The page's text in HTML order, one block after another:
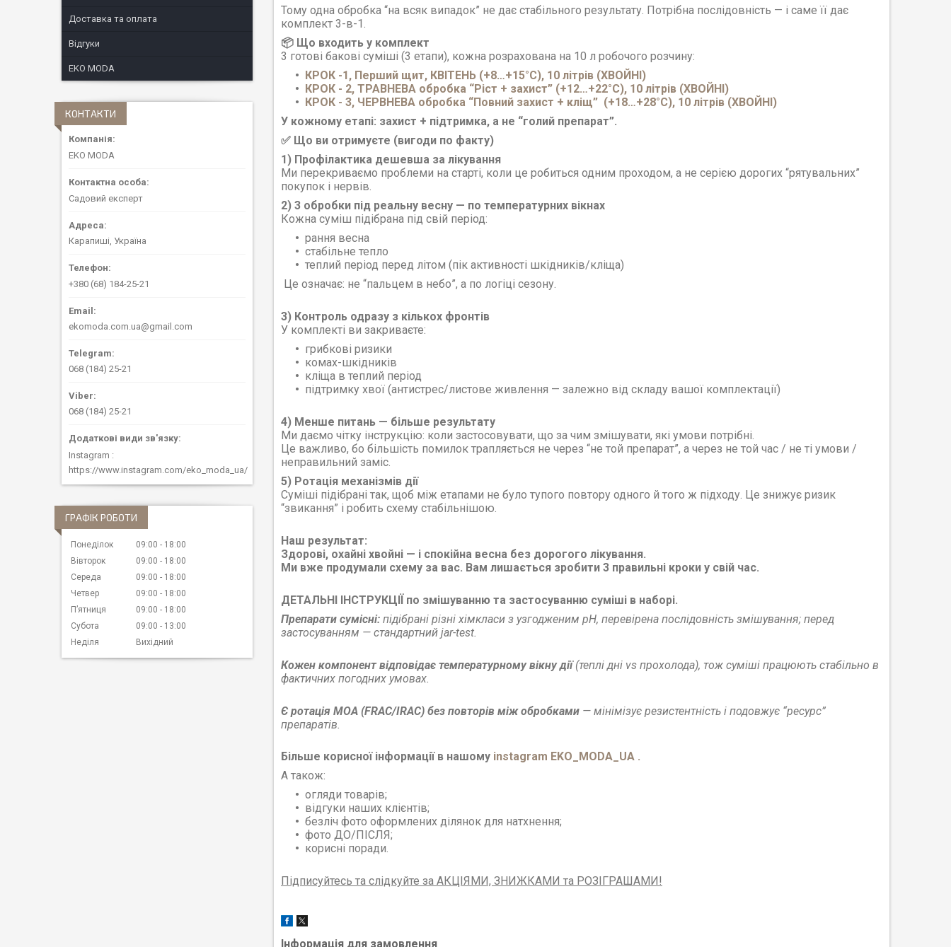
Тому одна обробка “на всяк випадок” не дає стабільного результату. Потрібна послідовність — і саме її дає
комплект 3-в-1.
📦 Що входить у комплект
3 готові бакові суміші (3 етапи), кожна розрахована на 10 л робочого розчину:
КРОК -1, Перший щит, КВІТЕНЬ (+8…+15°C), 10 літрів (ХВОЙНІ)
КРОК - 2, ТРАВНЕВА обробка “Ріст + захист” (+12…+22°C), 10 літрів (ХВОЙНІ)
КРОК - 3, ЧЕРВНЕВА обробка “Повний захист + кліщ” (+18…+28°C), 10 літрів (ХВОЙНІ)
У кожному етапі: захист + підтримка, а не “голий препарат”.
✅ Що ви отримуєте (вигоди по факту)
1) Профілактика дешевша за лікування
Ми перекриваємо проблеми на старті, коли це робиться одним проходом, а не серією дорогих “рятувальних”
покупок і нервів.
2) 3 обробки під реальну весну — по температурних вікнах
Кожна суміш підібрана під свій період:
рання весна
стабільне тепло
теплий період перед літом (пік активності шкідників/кліща)
Це означає: не “пальцем в небо”, а по логіці сезону.
3) Контроль одразу з кількох фронтів
У комплекті ви закриваєте:
грибкові ризики
комах-шкідників
кліща в теплий період
підтримку хвої (антистрес/листове живлення — залежно від складу вашої комплектації)
4) Менше питань — більше результату
Ми даємо чітку інструкцію: коли застосовувати, що за чим змішувати, які умови потрібні.
Це важливо, бо більшість помилок трапляється не через “не той препарат”, а через не той час / не ті умови /
неправильний заміс.
5) Ротація механізмів дії
Суміші підібрані так, щоб між етапами не було тупого повтору одного й того ж підходу. Це знижує ризик
“звикання” і робить схему стабільнішою.
Наш результат:
Здорові, охайні хвойні — і спокійна весна без дорогого лікування.
Ми вже продумали схему за вас. Вам лишається зробити 3 правильні кроки у свій час.
ДЕТАЛЬНІ ІНСТРУКЦІЇ по змішуванню та застосуванню суміші в наборі.
Препарати сумісні: підібрані різні хімкласи з узгодженим pH, перевірена послідовність змішування; перед
застосуванням — стандартний jar-test.
Кожен компонент відповідає температурному вікну дії(теплі дні vs прохолода), тож суміші працюють стабільно в
фактичних погодних умовах.
Є ротація MOA (FRAC/IRAC) без повторів між обробками — мінімізує резистентність і подовжує “ресурс”
препаратів.
Більше корисної інформації в нашому instagram EKO_MODA_UA .
А також:
огляди товарів;
відгуки наших клієнтів;
безліч фото оформлених ділянок для натхнення;
фото ДО/ПІСЛЯ;
корисні поради.
Підписуйтесь та слідкуйте за АКЦІЯМИ, ЗНИЖКАМИ та РОЗІГРАШАМИ!
Інформація для замовлення
Доставка та оплата
Відгуки
EKO MODA
КОНТАКТИ
EKO MODA
Садовий експерт
Карапиші, Україна
+380 (68) 184-25-21
ekomoda.com.ua@gmail.com
068 (184) 25-21
068 (184) 25-21
Instagram
https://www.instagram.com/eko_moda_ua/
ГРАФІК РОБОТИ
Понеділок 09:00
18:00
Вівторок
09:00
18:00
Середа
09:00
18:00
Четвер
09:00
18:00
Пʼятниця
09:00
18:00
Субота
09:00
13:00
Неділя
Вихідний